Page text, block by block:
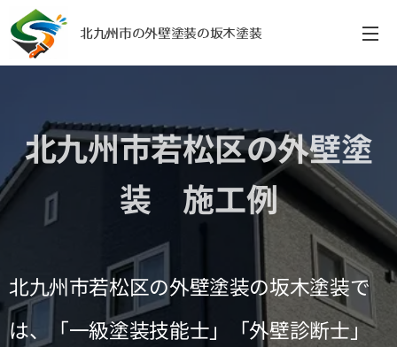
北九州市の外壁塗装の坂木塗装
北九州市若松区の外壁塗
装 施工例
北九州市若松区の外壁塗装の坂木塗装で
は、「一級塗装技能士」「外壁診断士」